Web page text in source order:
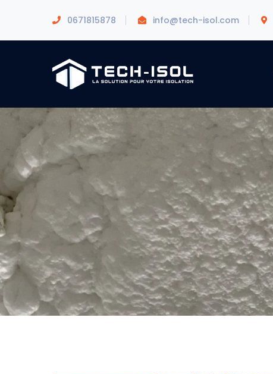
0671815878 info@tech-isol.com